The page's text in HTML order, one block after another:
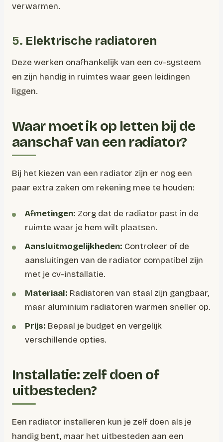
verwarmen.
5. Elektrische radiatoren
Deze werken onafhankelijk van een cv-systeem
en zijn handig in ruimtes waar geen leidingen
liggen.
Waar moet ik op letten bij de
aanschaf van een radiator?
Bij het kiezen van een radiator zijn er nog een
paar extra zaken om rekening mee te houden:
Afmetingen: Zorg dat de radiator past in de
ruimte waar je hem wilt plaatsen.
Aansluitmogelijkheden: Controleer of de
aansluitingen van de radiator compatibel zijn
met je cv-installatie.
Materiaal: Radiatoren van staal zijn gangbaar,
maar aluminium radiatoren warmen sneller op.
Prijs: Bepaal je budget en vergelijk
verschillende opties.
Installatie: zelf doen of
uitbesteden?
Een radiator installeren kun je zelf doen als je
handig bent, maar het uitbesteden aan een